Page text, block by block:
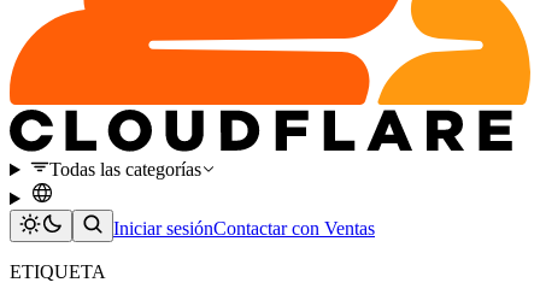
Todas las categorías
Iniciar sesiónContactar con Ventas
ETIQUETA